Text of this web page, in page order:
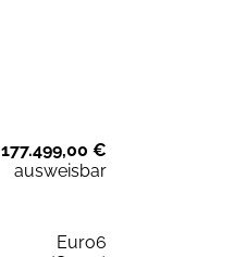
177.499,00 €
ausweisbar
Euro6